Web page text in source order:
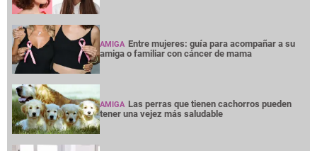
AMIGA Entre mujeres: guía para acompañar a su
amiga o familiar con cáncer de mama
AMIGA Las perras que tienen cachorros pueden
tener una vejez más saludable